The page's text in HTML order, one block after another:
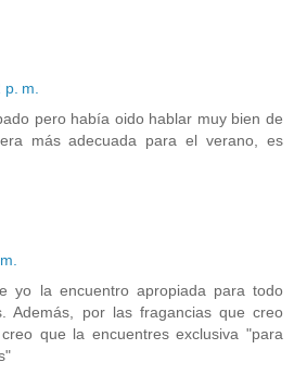
m.
pero había oido hablar muy bien de
más adecuada para el verano, es
yo la encuentro apropiada para todo
Además, por las fragancias que creo
que la encuentres exclusiva "para